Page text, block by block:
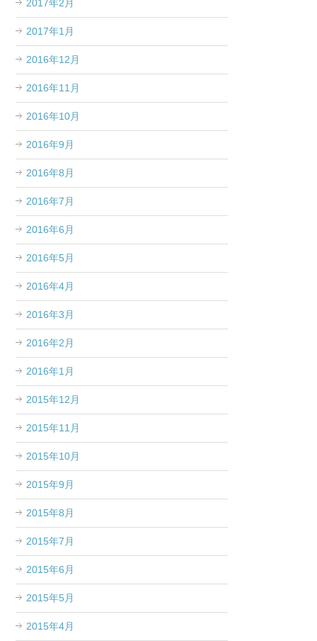
2017年2月
2017年1月
2016年12月
2016年11月
2016年10月
2016年9月
2016年8月
2016年7月
2016年6月
2016年5月
2016年4月
2016年3月
2016年2月
2016年1月
2015年12月
2015年11月
2015年10月
2015年9月
2015年8月
2015年7月
2015年6月
2015年5月
2015年4月